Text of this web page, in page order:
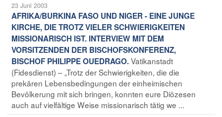
23 Juni 2003
AFRIKA/BURKINA FASO UND NIGER - EINE JUNGE
KIRCHE, DIE TROTZ VIELER SCHWIERIGKEITEN
MISSIONARISCH IST. INTERVIEW MIT DEM
VORSITZENDEN DER BISCHOFSKONFERENZ,
BISCHOF PHILIPPE OUEDRAGO.Vatikanstadt
(Fidesdienst) – „Trotz der Schwierigkeiten, die die
prekären Lebensbedingungen der einheimischen
Bevölkerung mit sich bringen, konnten eure Diözesen
auch auf vielfältige Weise missionarisch tätig we ...